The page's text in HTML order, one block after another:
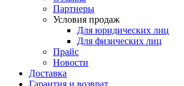
Партнеры
Условия продаж
Для юридических лиц
Для физических лиц
Прайс
Новости
Доставка
Гарантия и возврат